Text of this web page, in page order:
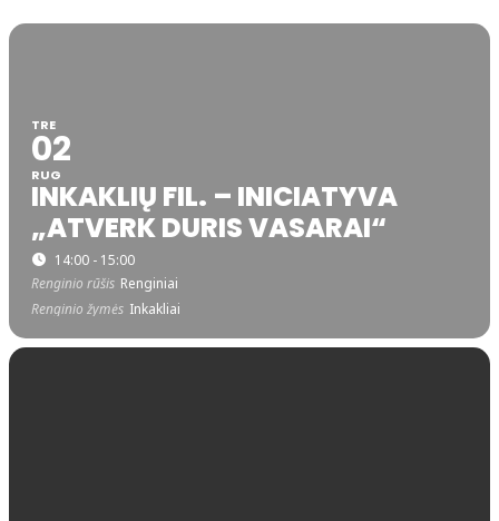
TRE
02
RUG
INKAKLIŲ FIL. – INICIATYVA
„ATVERK DURIS VASARAI“
14:00 - 15:00
Renginio rūšis Renginiai
Renginio žymės Inkakliai